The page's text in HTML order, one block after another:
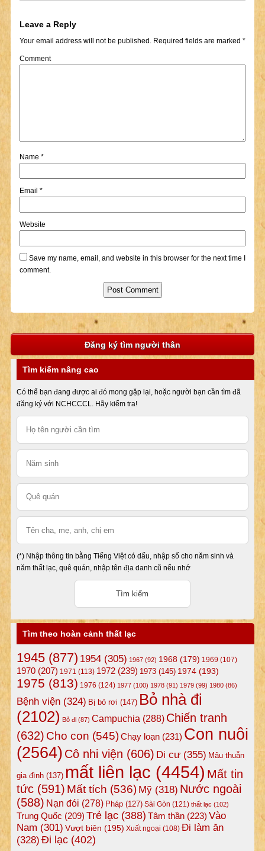
Leave a Reply
Your email address will not be published.Required fields are marked *
Comment
Name *
Email *
Website
Save my name, email, and website in this browser for the next time I
comment.
Đăng ký tìm người thân
Tìm kiếm nâng cao
Có thể bạn đang được ai đó mong gặp lại, hoặc người bạn cần tìm đã
đăng ký với NCHCCCL. Hãy kiểm tra!
(*) Nhập thông tin bằng Tiếng Việt có dấu, nhập số cho năm sinh và
năm thất lạc, quê quán, nhập tên địa danh cũ nếu nhớ
Tìm theo hoàn cảnh thất lạc
1945(877) 1954(305) 1967(92) 1968(179) 1969 (107)
1970(207) 1971 (113) 1972(239) 1973(145) 1974(193)
1975 (813) 1976 (124) 1977(100) 1978(91) 1979(99) 1980(86)
Bệnh viện(324) Bị bỏ rơi (147) Bỏ nhà đi
(2102) Bỏ đi(87) Campuchia (288) Chiến tranh
(632) Cho con (545)Chạy loạn(231) Con nuôi
(2564) Cô nhi viện (606) Di cư(355) Mâu thuẫn
gia đình(137) mất liên lạc (4454) Mất tin
tức(591) Mất tích (536) Mỹ(318) Nước ngoài
(588) Nạn đói (278) Pháp(127) Sài Gòn (121) thất lạc (102)
Trung Quốc (209) Trẻ lạc(388) Tâm thần(223) Vào
Nam (301) Vượt biên (195) Xuất ngoại (108) Đi làm ăn
(328) Đi lạc(402)